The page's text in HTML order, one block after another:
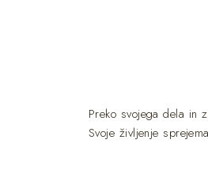
Preko svojega dela in
Svoje življenje